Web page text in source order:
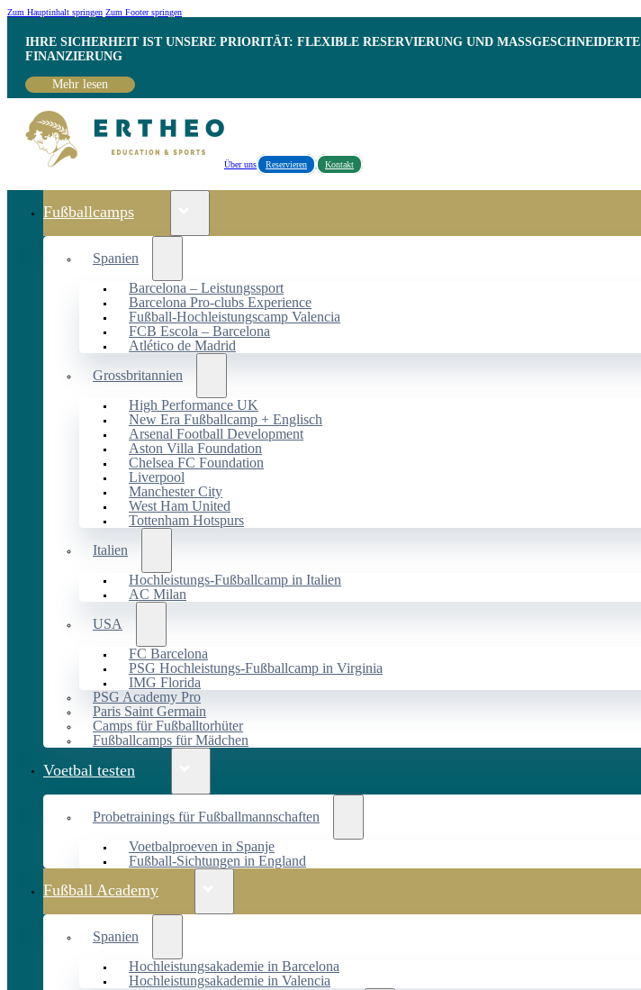
Zum Hauptinhalt springen Zum Footer springen
IHRE SICHERHEIT IST UNSERE PRIORITÄT: FLEXIBLE RESERVIERUNG UND MASSGESCHNEIDERTE F
INANZIERUNG
Mehr lesen
Über uns Reservieren Kontakt
Fußballcamps
Spanien
Barcelona – Leistungssport
Barcelona Pro-clubs Experience
Fußball-Hochleistungscamp Valencia
FCB Escola – Barcelona
Atlético de Madrid
Grossbritannien
High Performance UK
New Era Fußballcamp + Englisch
Arsenal Football Development
Aston Villa Foundation
Chelsea FC Foundation
Liverpool
Manchester City
West Ham United
Tottenham Hotspurs
Italien
Hochleistungs-Fußballcamp in Italien
AC Milan
USA
FC Barcelona
PSG Hochleistungs-Fußballcamp in Virginia
IMG Florida
PSG Academy Pro
Paris Saint Germain
Camps für Fußballtorhüter
Fußballcamps für Mädchen
Voetbal testen
Probetrainings für Fußballmannschaften
Voetbalproeven in Spanje
Fußball-Sichtungen in England
Fußball Academy
Spanien
Hochleistungsakademie in Barcelona
Hochleistungsakademie in Valencia